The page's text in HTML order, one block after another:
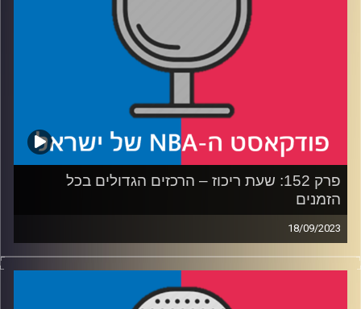
עידן לוצקי
פרק 152: שעת ריכוז – הרכזים הגדולים בכל
הזמנים
18/09/2023
פודקאסט האן.בי.איי עם ערן סורוקה, שרון דוידוביץ׳, משה
דוידוביץ׳ ועידן לוצקי